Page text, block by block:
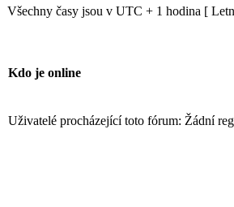
Všechny časy jsou v UTC + 1 hodina [
Kdo je online
Uživatelé procházející toto fórum: Žádní